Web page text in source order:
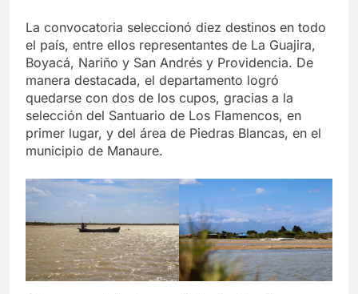
La convocatoria seleccionó diez destinos en todo
el país, entre ellos representantes de La Guajira,
Boyacá, Nariño y San Andrés y Providencia. De
manera destacada, el departamento logró
quedarse con dos de los cupos, gracias a la
selección del Santuario de Los Flamencos, en
primer lugar, y del área de Piedras Blancas, en el
municipio de Manaure.